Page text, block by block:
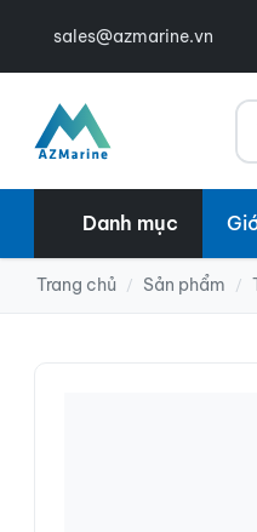
sales@azmarine.vn
Danh mục
Trang chủ / Sản phẩm /